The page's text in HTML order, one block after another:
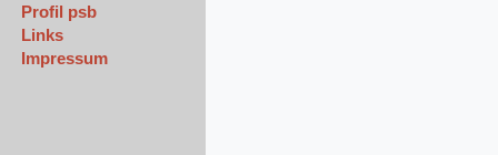
Profil psb
Links
Impressum